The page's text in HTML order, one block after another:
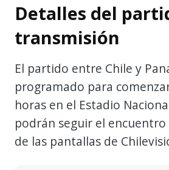
Detalles del
transmisión
El partido entre Chile y
programado para
horas en el Estadio
podrán seguir el
de las pantallas de